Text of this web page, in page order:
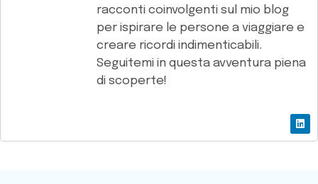
racconti coinvolgenti sul mio blog
per ispirare le persone a viaggiare e
creare ricordi indimenticabili.
Seguitemi in questa avventura piena
di scoperte!